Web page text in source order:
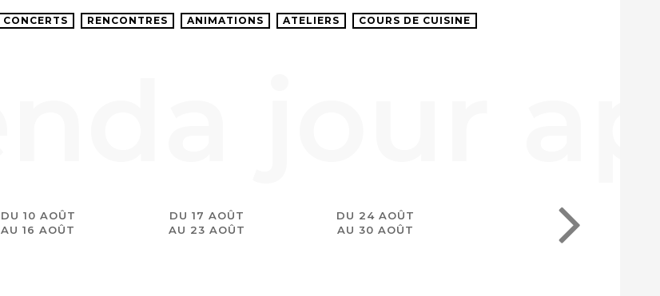
CONCERTS RENCONTRES ANIMATIONS ATELIERS COURS DE CUISINE
DU 10 AOÛT
AU 16 AOÛT
DU 17 AOÛT
AU 23 AOÛT
DU 24 AOÛT
AU 30 AOÛT